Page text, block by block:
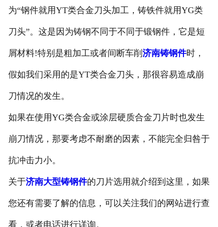
为“钢件就用YT类合金刀头加工，铸铁件就用YG类
刀头”。这是因为铸钢不同于不同于锻钢件，它是短
屑材料!特别是粗加工或者间断车削 济南铸钢件时，
假如我们采用的是YT类合金刀头，那很容易造成崩
刀情况的发生。
如果在使用YG类合金或涂层硬质合金刀片时也发生
崩刀情况，那要考虑不耐磨的因素，不能完全归咎于
抗冲击力小。
关于济南大型铸钢件的刀片选用就介绍到这里，如果
您还有需要了解的信息，可以关注我们的网站进行查
看，或者电话进行详询。